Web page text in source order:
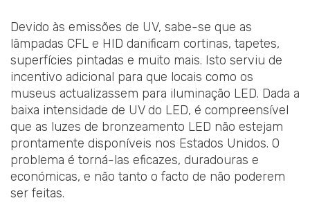
Devido às emissões de UV, sabe-se que as
lâmpadas CFL e HID danificam cortinas, tapetes,
superfícies pintadas e muito mais. Isto serviu de
incentivo adicional para que locais como os
museus actualizassem para iluminação LED. Dada a
baixa intensidade de UV do LED, é compreensível
que as luzes de bronzeamento LED não estejam
prontamente disponíveis nos Estados Unidos. O
problema é torná-las eficazes, duradouras e
económicas, e não tanto o facto de não poderem
ser feitas.